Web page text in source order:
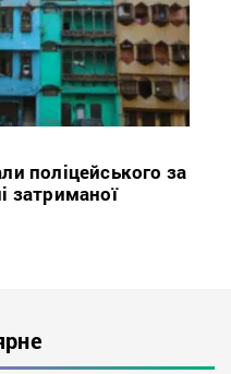
поліцейського за
затриманої